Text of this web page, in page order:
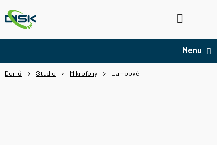
na
obsah
Domů Studio Mikrofony Lampové